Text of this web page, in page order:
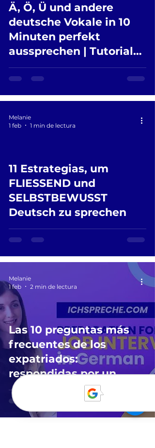
Ä, Ö, Ü und andere
deutsche Vokale in 10
Minuten perfekt
aussprechen | Tutorial
de diéresis-aussprache
11 Estrategias, um
FLIESSEND und
SELBSTBEWUSST
Deutsch zu sprechen
Melanie
1 feb
1 min de lectura
Las 10 preguntas más
frecuentes de los
expatriados:
respondidas por un
responsable de RR.HH.
suizo 🇨🇭🔍
Melanie
1 feb
2 min de lectura